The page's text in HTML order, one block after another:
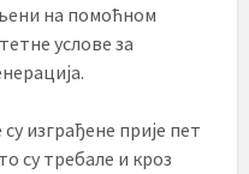
на помоћном
услове за
изграђене прије пет
су требале и кроз